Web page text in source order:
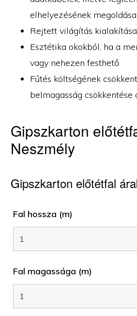
elhelyezésének megoldása
Rejtett világítás kialakítása
Esztétika okokból, ha a
vagy nehezen festhető
Fűtés költségének
belmagasság csökkentése
Gipszkarton
Neszmély
Gipszkarton előtétfal
Fal hossza (m)
Fal magassága (m)